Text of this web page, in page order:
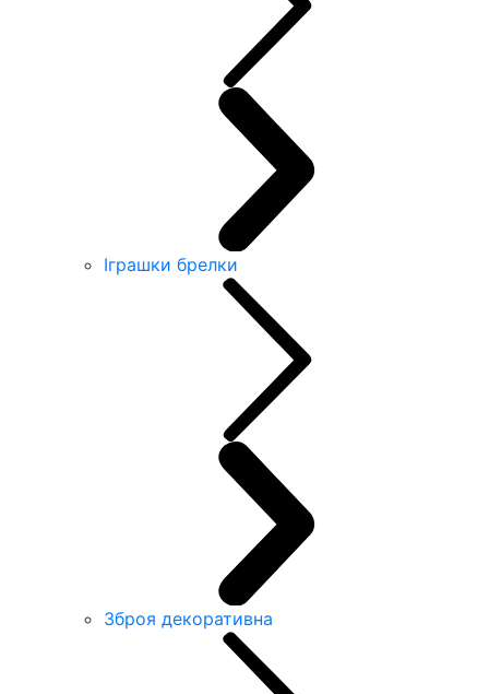
Іграшки брелки
Зброя декоративна